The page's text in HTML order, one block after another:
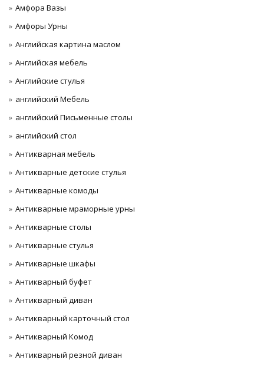
Амфора Вазы
Амфоры Урны
Английская картина маслом
Английская мебель
Английские стулья
английский Мебель
английский Письменные столы
английский стол
Антикварная мебель
Антикварные детские стулья
Антикварные комоды
Антикварные мраморные урны
Антикварные столы
Антикварные стулья
Антикварные шкафы
Антикварный буфет
Антикварный диван
Антикварный карточный стол
Антикварный Комод
Антикварный резной диван